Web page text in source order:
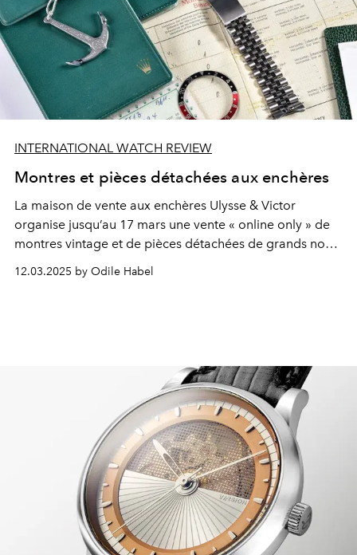
INTERNATIONAL WATCH REVIEW
Montres et pièces détachées aux enchères
La maison de vente aux enchères Ulysse & Victor
organise jusqu’au 17 mars une vente « online only » de
montres vintage et de pièces détachées de grands noms
12.03.2025 by Odile Habel